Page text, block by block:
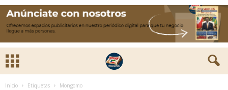
Inicio Etiquetas Mongomo